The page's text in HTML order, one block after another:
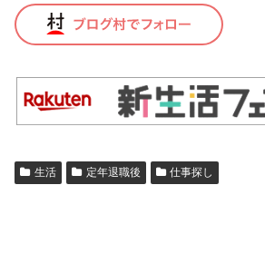
生活 定年退職後 仕事探し